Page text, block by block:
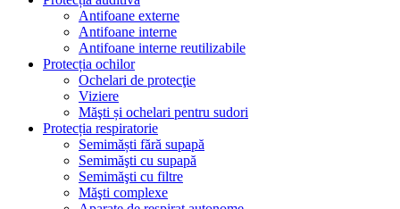
Antifoane externe
Antifoane interne
Antifoane interne reutilizabile
Protecția ochilor
Ochelari de protecţie
Viziere
Măşti și ochelari pentru sudori
Protecția respiratorie
Semimăști fără supapă
Semimăşti cu supapă
Semimăşti cu filtre
Măşti complexe